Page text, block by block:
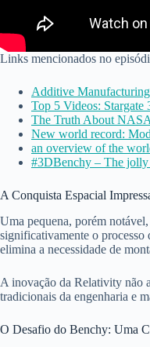
Links mencionados no
Additive
Top 5 Videos:
The Truth About
New world record:
an overview of the
#3DBenchy – The jolly
A Conquista Espacial
Uma pequena, porém
significativamente o processo
elimina a necessidade de
A inovação da Relativity não
tradicionais da engenharia e
O Desafio do Benchy: Uma